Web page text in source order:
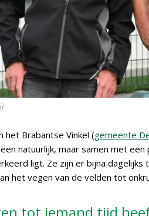
het Brabantse Vinkel (gemeente
natuurlijk, maar samen met
ligt. Ze zijn er bijna
het vegen van de velden tot